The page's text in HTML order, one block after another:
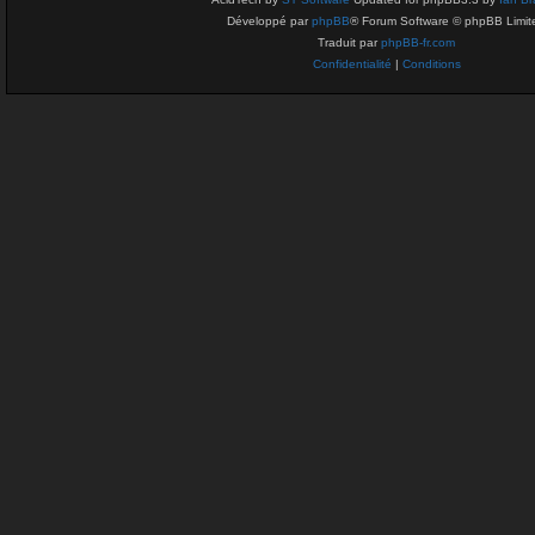
Développé parphpBB® Forum Software © phpBB
Traduit parphpBB-fr.com
Confidentialité | Conditions